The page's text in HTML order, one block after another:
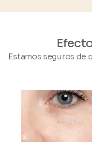
Estamos seguros de